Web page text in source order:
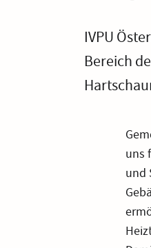
IVPU
Bereich
uns
und